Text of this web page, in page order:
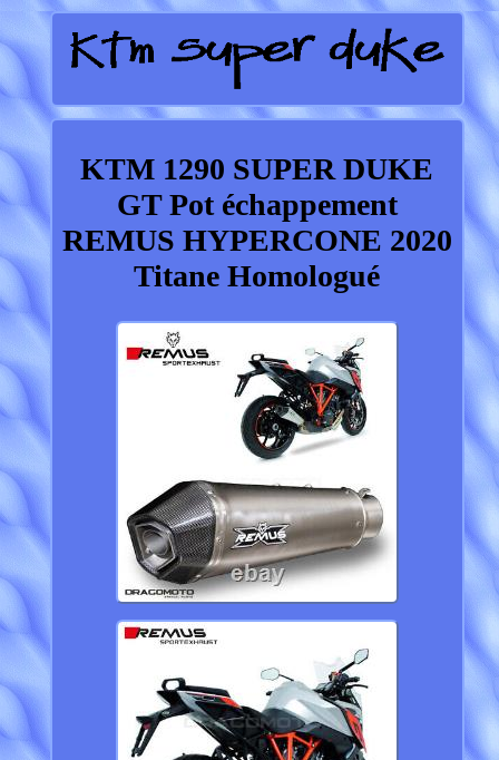
KTM 1290 SUPER DUKE
GT Pot échappement
REMUS HYPERCONE 2020
Titane Homologué